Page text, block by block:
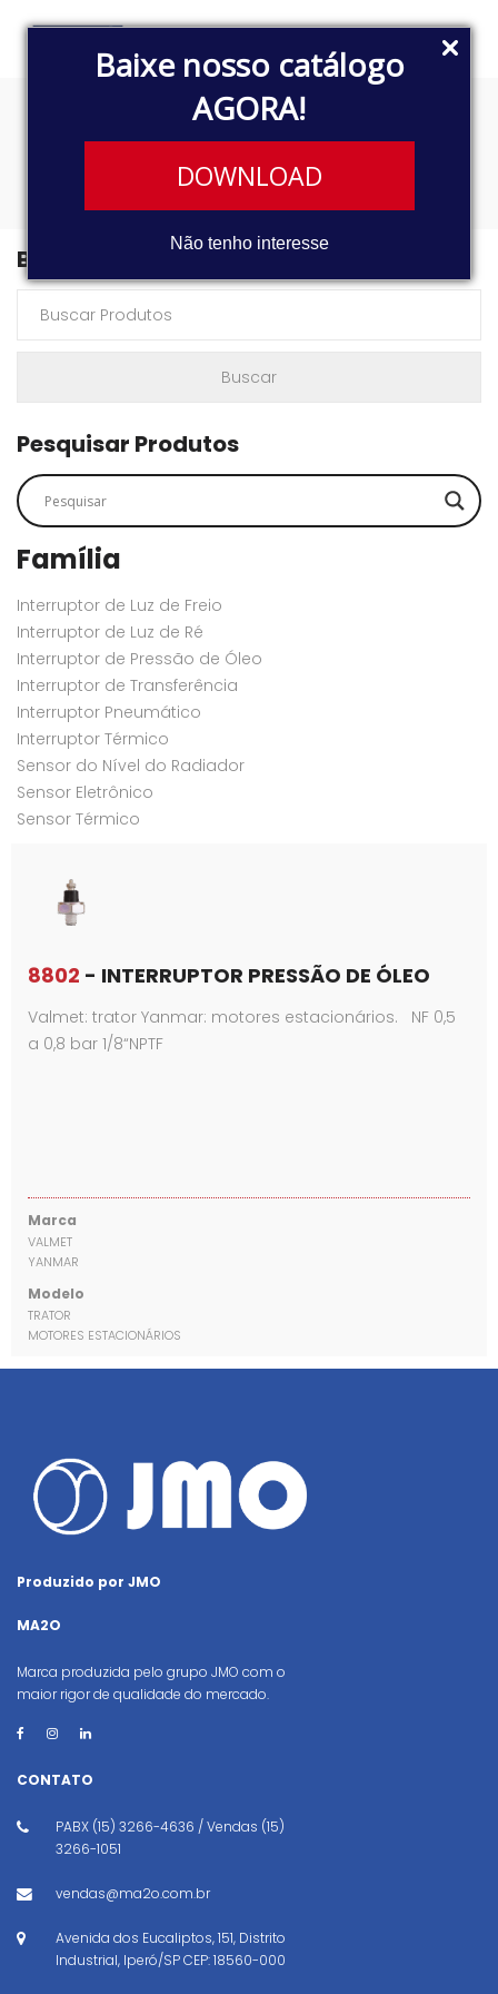
Baixe nosso catálogo
AGORA!
DOWNLOAD
Não tenho interesse
30102100
Buscar Produtos
Pesquisar Produtos
Família
Interruptor de Luz de Freio
Interruptor de Luz de Ré
Interruptor de Pressão de Óleo
Interruptor de Transferência
Interruptor Pneumático
Interruptor Térmico
Sensor do Nível do Radiador
Sensor Eletrônico
Sensor Térmico
8802 - INTERRUPTOR PRESSÃO DE ÓLEO
Valmet: trator Yanmar: motores estacionários. NF 0,5
a 0,8 bar 1/8“NPTF
Marca
VALMET
YANMAR
Modelo
TRATOR
MOTORES ESTACIONÁRIOS
Produzido por JMO
MA2O
Marca produzida pelo grupo JMO com o
maior rigor de qualidade do mercado.
CONTATO
PABX (15) 3266-4636 / Vendas (15)
3266-1051
vendas@ma2o.com.br
Avenida dos Eucaliptos, 151, Distrito
Industrial, Iperó/SP CEP: 18560-000